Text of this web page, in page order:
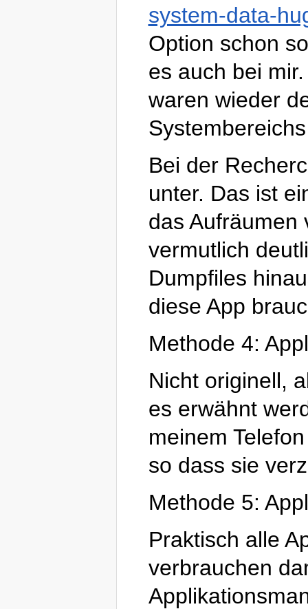
system-data-
Option schon
es auch bei
waren wieder
Bei der
unter. Das ist
das Aufräumen
vermutlich
Dumpfiles
diese App
Methode 4:
Nicht originell,
es erwähnt
meinem
so dass sie
Methode 5:
Praktisch alle
verbrauchen